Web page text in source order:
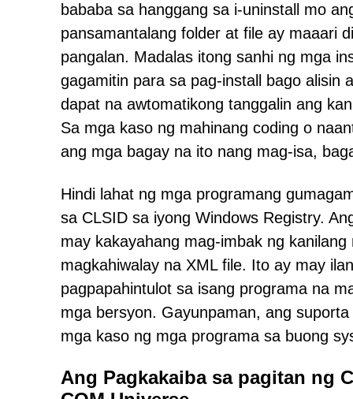
bababa sa hanggang sa i-uninstall mo
pansamantalang folder at file ay maaari
pangalan. Madalas itong sanhi ng mga
gagamitin para sa pag-install bago alisin
dapat na awtomatikong tanggalin ang
Sa mga kaso ng mahinang coding o
ang mga bagay na ito nang mag-isa,
Hindi lahat ng mga programang
sa CLSID sa iyong Windows Registry.
may kakayahang mag-imbak ng
magkahiwalay na XML file. Ito ay may
pagpapahintulot sa isang programa na
mga bersyon. Gayunpaman, ang
mga kaso ng mga programa sa buong
Ang Pagkakaiba sa pagitan ng